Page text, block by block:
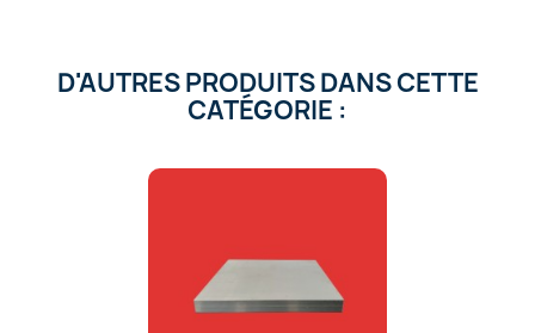
D'AUTRES PRODUITS DANS CETTE
CATÉGORIE :